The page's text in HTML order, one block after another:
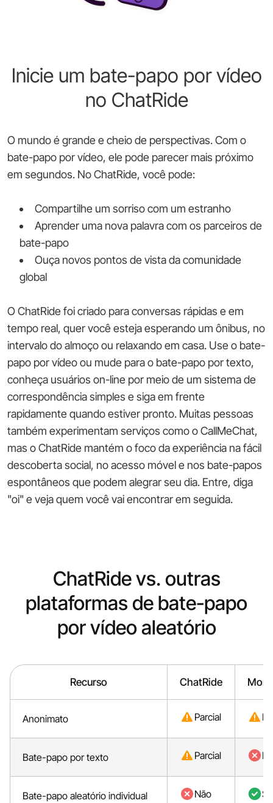
Inicie um bate-papo por vídeo
no ChatRide
O mundo é grande e cheio de perspectivas. Com o
bate-papo por vídeo, ele pode parecer mais próximo
em segundos. No ChatRide, você pode:
Compartilhe um sorriso com um estranho
Aprender uma nova palavra com os parceiros de
bate-papo
Ouça novos pontos de vista da comunidade
global
O ChatRide foi criado para conversas rápidas e em
tempo real, quer você esteja esperando um ônibus, no
intervalo do almoço ou relaxando em casa. Use o bate-
papo por vídeo ou mude para o bate-papo por texto,
conheça usuários on-line por meio de um sistema de
correspondência simples e siga em frente
rapidamente quando estiver pronto. Muitas pessoas
também experimentam serviços como o CallMeChat,
mas o ChatRide mantém o foco da experiência na fácil
descoberta social, no acesso móvel e nos bate-papos
espontâneos que podem alegrar seu dia. Entre, diga
"oi" e veja quem você vai encontrar em seguida.
ChatRide vs. outras
plataformas de bate-papo
por vídeo aleatório
Recurso ChatRide
Anonimato Parcial
Bate-papo por texto Parcial
Bate-papo aleatório individual Não